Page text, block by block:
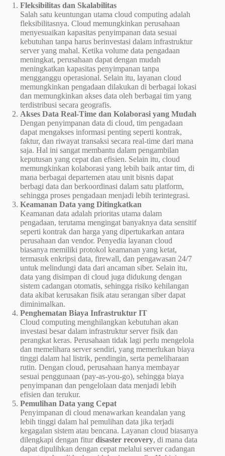
Fleksibilitas dan Skalabilitas
Salah satu keuntungan utama cloud computing adalah
fleksibilitasnya. Cloud memungkinkan perusahaan
menyesuaikan kapasitas penyimpanan data sesuai
kebutuhan tanpa harus berinvestasi dalam infrastruktur
server yang mahal. Ketika volume data pengadaan
meningkat, perusahaan dapat dengan mudah
meningkatkan kapasitas penyimpanan tanpa
mengganggu operasional. Selain itu, layanan cloud
memungkinkan pengadaan dilakukan di berbagai lokasi
dan memungkinkan akses data oleh berbagai tim yang
terdistribusi secara geografis.
Akses Data Real-Time dan Kolaborasi yang Mudah
Dengan penyimpanan data di cloud, tim pengadaan
dapat mengakses informasi penting seperti kontrak,
faktur, dan riwayat transaksi secara real-time dari mana
saja. Hal ini sangat membantu dalam pengambilan
keputusan yang cepat dan efisien. Selain itu, cloud
memungkinkan kolaborasi yang lebih baik antar tim, di
mana berbagai departemen atau unit bisnis dapat
berbagi data dan berkoordinasi dalam satu platform,
sehingga proses pengadaan menjadi lebih terintegrasi.
Keamanan Data yang Ditingkatkan
Keamanan data adalah prioritas utama dalam
pengadaan, terutama mengingat banyaknya data sensitif
seperti kontrak dan harga yang dipertukarkan antara
perusahaan dan vendor. Penyedia layanan cloud
biasanya memiliki protokol keamanan yang ketat,
termasuk enkripsi data, firewall, dan pengawasan 24/7
untuk melindungi data dari ancaman siber. Selain itu,
data yang disimpan di cloud juga didukung dengan
sistem cadangan otomatis, sehingga risiko kehilangan
data akibat kerusakan fisik atau serangan siber dapat
diminimalkan.
Penghematan Biaya Infrastruktur IT
Cloud computing menghilangkan kebutuhan akan
investasi besar dalam infrastruktur server fisik dan
perangkat keras. Perusahaan tidak lagi perlu mengelola
dan memelihara server sendiri, yang memerlukan biaya
tinggi dalam hal listrik, pendingin, serta pemeliharaan
rutin. Dengan cloud, perusahaan hanya membayar
sesuai penggunaan (pay-as-you-go), sehingga biaya
penyimpanan dan pengelolaan data menjadi lebih
efisien dan terukur.
Pemulihan Data yang Cepat
Penyimpanan di cloud menawarkan keandalan yang
lebih tinggi dalam hal pemulihan data jika terjadi
kegagalan sistem atau bencana. Layanan cloud biasanya
dilengkapi dengan fiturdisaster recovery, di mana data
dapat dipulihkan dengan cepat melalui server cadangan